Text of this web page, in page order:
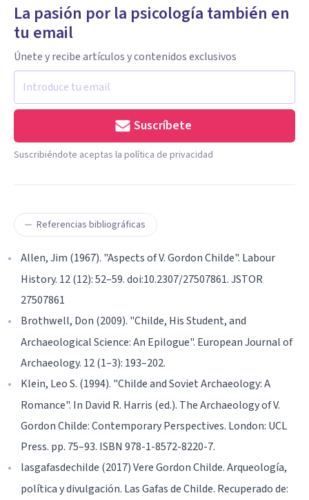
La pasión por la psicología también en
tu email
Únete y recibe artículos y contenidos exclusivos
Suscríbete
Suscribiéndote aceptas la política de privacidad
Referencias bibliográficas
Allen, Jim (1967). "Aspects of V. Gordon Childe". Labour
History. 12 (12): 52–59. doi:10.2307/27507861. JSTOR
27507861
Brothwell, Don (2009). "Childe, His Student, and
Archaeological Science: An Epilogue". European Journal of
Archaeology. 12 (1–3): 193–202.
Klein, Leo S. (1994). "Childe and Soviet Archaeology: A
Romance". In David R. Harris (ed.). The Archaeology of V.
Gordon Childe: Contemporary Perspectives. London: UCL
Press. pp. 75–93. ISBN 978-1-8572-8220-7.
lasgafasdechilde (2017) Vere Gordon Childe. Arqueología,
política y divulgación. Las Gafas de Childe. Recuperado de: